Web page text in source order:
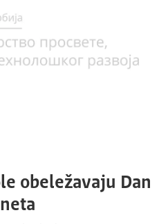
obeležavaju Dan